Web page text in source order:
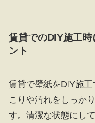
賃貸でのDIY施工
ント
賃貸で壁紙をDIY施
こりや汚れをしっか
す。清潔な状態にし